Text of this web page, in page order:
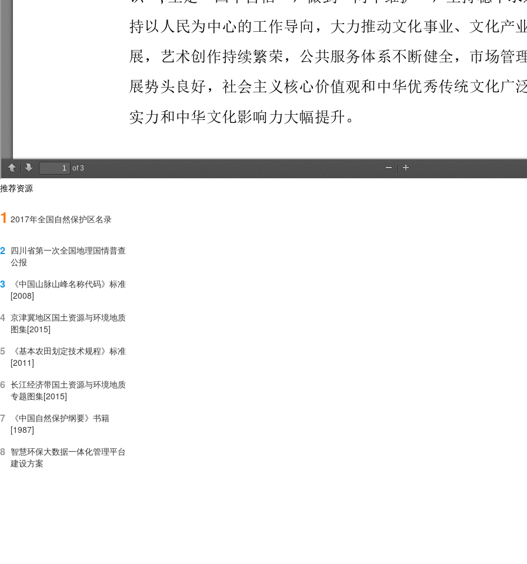
推荐资源
1 2017年全国自然保护区名录
2 四川省第一次全国地理国情普查
公报
3
《中国山脉山峰名称代码》标准
[2008]
4 京津冀地区国土资源与环境地质
图集[2015]
5
《基本农田划定技术规程》标准
[2011]
6 长江经济带国土资源与环境地质
专题图集[2015]
7
《中国自然保护纲要》书籍
[1987]
8 智慧环保大数据一体化管理平台
建设方案